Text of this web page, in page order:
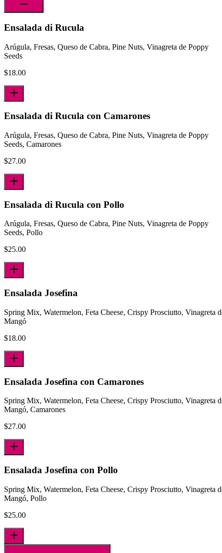
Ensalada di Rucula
Arúgula, Fresas, Queso de Cabra, Pine Nuts, Vinagreta de Poppy
Seeds
$18.00
Ensalada di Rucula con Camarones
Arúgula, Fresas, Queso de Cabra, Pine Nuts, Vinagreta de Poppy
Seeds, Camarones
$27.00
Ensalada di Rucula con Pollo
Arúgula, Fresas, Queso de Cabra, Pine Nuts, Vinagreta de Poppy
Seeds, Pollo
$25.00
Ensalada Josefina
Spring Mix, Watermelon, Feta Cheese, Crispy Prosciutto, Vinagreta
Mangó
$18.00
Ensalada Josefina con Camarones
Spring Mix, Watermelon, Feta Cheese, Crispy Prosciutto, Vinagreta
Mangó, Camarones
$27.00
Ensalada Josefina con Pollo
Spring Mix, Watermelon, Feta Cheese, Crispy Prosciutto, Vinagreta
Mangó, Pollo
$25.00